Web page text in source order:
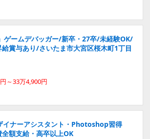
ゲームデバッガー/新卒・27卒/未経験OK/
賞与あり/さいたま市大宮区桜木町1丁目
～33万4,900円
イナーアシスタント・Photoshop習得
全額支給・高卒以上OK